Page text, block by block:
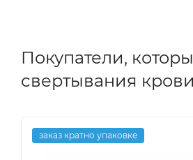
Покупатели,
свертывания
заказ кратно упаковке